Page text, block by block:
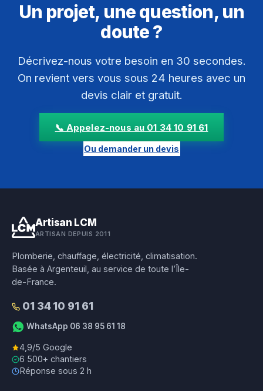
Un projet, une question, un
doute ?
Décrivez-nous votre besoin en 30 secondes.
On revient vers vous sous 24 heures avec un
devis clair et gratuit.
📞 Appelez-nous au 01 34 10 91 61
Ou demander un devis
Artisan LCM
ARTISAN DEPUIS 2011
Plomberie, chauffage, électricité, climatisation.
Basée à Argenteuil, au service de toute l’Île-
de-France.
01 34 10 91 61
WhatsApp 06 38 95 61 18
4,9/5 Google
6 500+ chantiers
Réponse sous 2 h